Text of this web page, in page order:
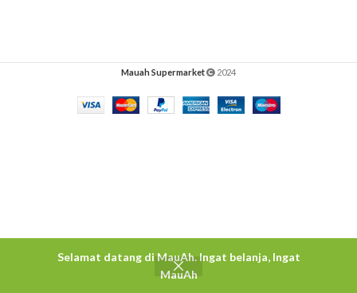
Selamat datang di MauAh. Ingat belanja, Ingat
MauAh
Mauah Supermarket 2024